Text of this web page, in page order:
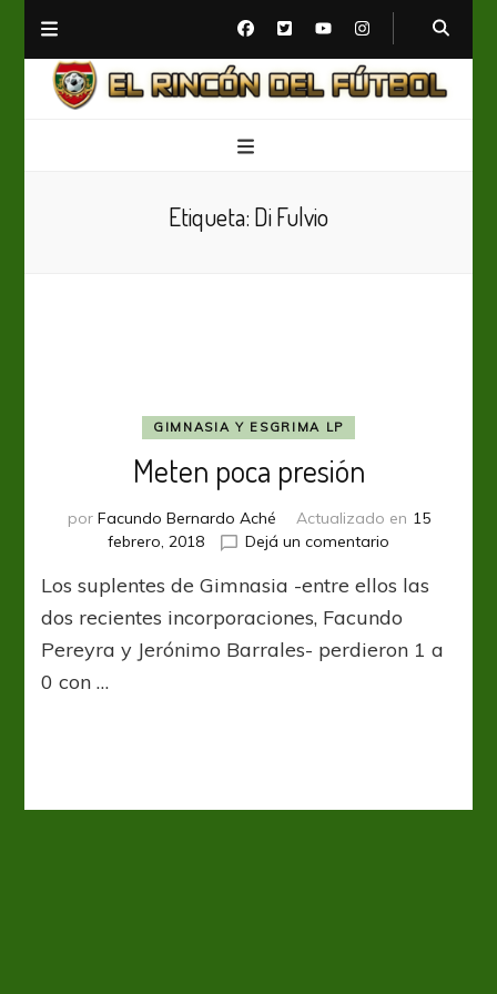
Etiqueta: Di Fulvio
GIMNASIA Y ESGRIMA LP
Meten poca presión
por Facundo Bernardo Aché Actualizado en 15
febrero, 2018
Dejá un comentario
poca
presión
Los suplentes de Gimnasia -entre ellos las
dos recientes incorporaciones, Facundo
Pereyra y Jerónimo Barrales- perdieron 1 a
0 con …